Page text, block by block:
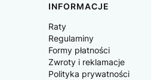
INFORMACJE
Raty
Regulaminy
Formy płatności
Zwroty i reklamacje
Polityka prywatności